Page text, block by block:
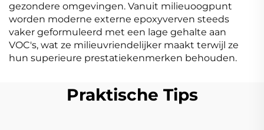
gezondere omgevingen. Vanuit milieuoogpunt
worden moderne externe epoxyverven steeds
vaker geformuleerd met een lage gehalte aan
VOC's, wat ze milieuvriendelijker maakt terwijl ze
hun superieure prestatiekenmerken behouden.
Praktische Tips